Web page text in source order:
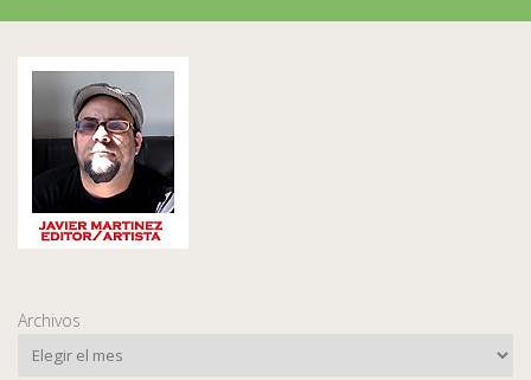
Archivos